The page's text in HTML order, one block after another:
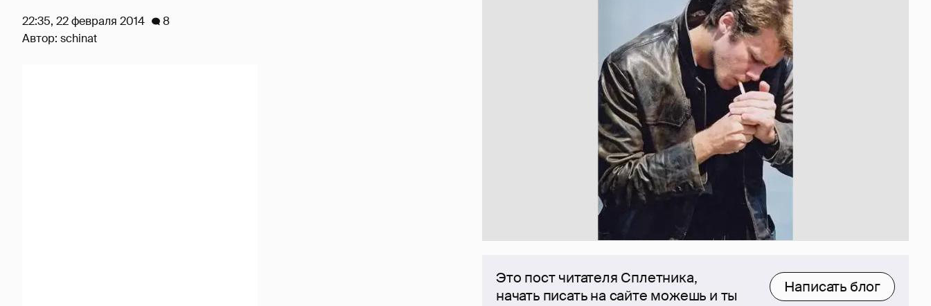
Это пост читателя Сплетника,
начать писать на сайте можешь и ты
Написать блог
22:35, 22 февраля 2014
8
Автор: schinat